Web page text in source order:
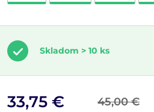
Skladom > 10 ks
45,00 €
33,75 €